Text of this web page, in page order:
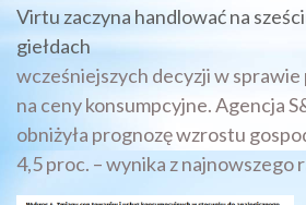
Virtu zaczyna handlować na
giełdach
wcześniejszych decyzji w
na ceny konsumpcyjne. Agencja
obniżyła prognozę wzrostu
4,5 proc. – wynika z najnowszego